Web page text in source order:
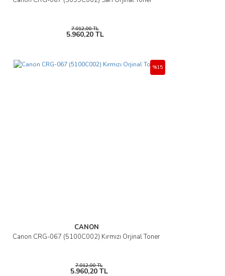
7.012,00 TL
5.960,20 TL
CANON
Canon CRG-067 (5100C002) Kırmızı Orjinal Toner
%15
7.012,00 TL
5.960,20 TL